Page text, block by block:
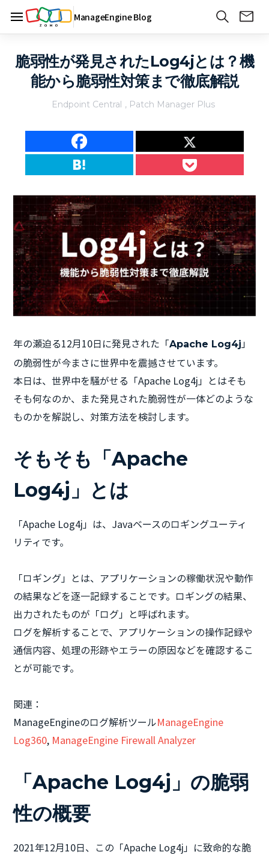
ManageEngine Blog
脆弱性が発見されたLog4jとは？機
能から脆弱性対策まで徹底解説
Endpoint Central , Patch Manager Plus
年の瀬迫る12月10日に発見された「Apache Log4j」
の脆弱性が今まさに世界中を震撼させています。
本日は、世界中を騒がせる「Apache Log4j」とはそも
そも何なのか、また発見された脆弱性が一体どのような
ものかを解説し、対策方法を検討します。
そもそも「Apache
Log4j」とは
「Apache Log4j」は、Javaベースのロギングユーティ
リティです。
「ロギング」とは、アプリケーションの稼働状況や動作
の結果などを逐一記録することです。ロギングの結果、
出力されたものが「ログ」と呼ばれます。
ログを解析することで、アプリケーションの操作記録や
通信内容、処理の形跡やエラーの原因などを確認するこ
とが可能です。
関連：
ManageEngineのログ解析ツールManageEngine
Log360, ManageEngine Firewall Analyzer
「Apache Log4j」の脆弱
性の概要
2021年12月10日、この「Apache Log4j」に致命的な脆